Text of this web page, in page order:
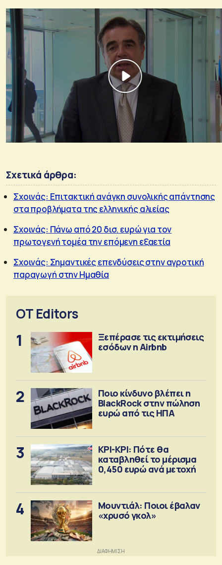
Σχετικά άρθρα:
Σχοινάς: Επιτακτική ανάγκη συνολικής απάντησης
στα προβλήματα της ελληνικής αλιείας
Σχοινάς: Πάνω από 20 δισ. ευρώ για τον
πρωτογενή τομέα την επόμενη εξαετία
Σχοινάς: Σημαντικές επενδύσεις στην αγροτική
παραγωγή στην Ημαθία
OT Editors
1
Ξεπέρασε τις εκτιμήσεις
εσόδων η Airbnb
2
Ποιο κίνδυνο βλέπει η
BlackRock στην πώληση
ευρώ από τις ΗΠΑ
3
ΚΡΙ-ΚΡΙ: Πότε θα
καταβληθεί το μέρισμα
0,450 ευρώ ανά μετοχή
4
Μουντιάλ: Ποιοι έβαλαν
«χρυσό γκολ»